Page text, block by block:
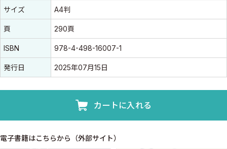
書誌情報
書誌情報
サイズ A4判
頁 290頁
ISBN 978-4-498-16007-1
発行日 2025年07月15日
カートに入れる
電子書籍はこちらから（外部サイト）